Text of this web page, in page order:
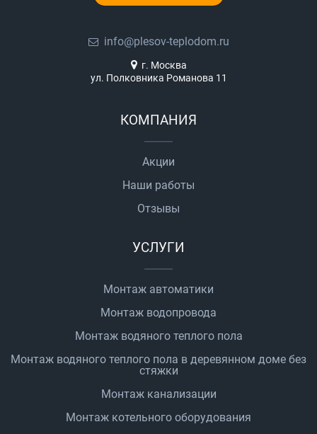
info@plesov-teplodom.ru
г. Москва
ул. Полковника Романова 11
КОМПАНИЯ
Акции
Наши работы
Отзывы
УСЛУГИ
Монтаж автоматики
Монтаж водопровода
Монтаж водяного теплого пола
Монтаж водяного теплого пола в деревянном доме без
стяжки
Монтаж канализации
Монтаж котельного оборудования